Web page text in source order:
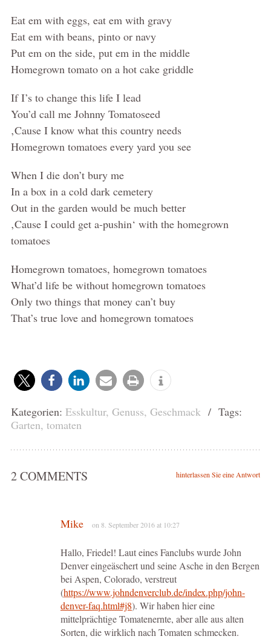
Eat em with eggs, eat em with gravy
Eat em with beans, pinto or navy
Put em on the side, put em in the middle
Homegrown tomato on a hot cake griddle
If I’s to change this life I lead
You’d call me Johnny Tomatoseed
‚Cause I know what this country needs
Homegrown tomatoes every yard you see
When I die don’t bury me
In a box in a cold dark cemetery
Out in the garden would be much better
‚Cause I could get a-pushin‘ with the homegrown
tomatoes
Homegrown tomatoes, homegrown tomatoes
What’d life be without homegrown tomatoes
Only two things that money can’t buy
That’s true love and homegrown tomatoes
Kategorien: Esskultur, Genuss, Geschmack/ Tags:
Garten, tomaten
hinterlassen Sie eine Antwort
2 COMMENTS
Mike on 8. September 2016 at 10:27
Hallo, Friedel! Laut eines Fanclubs wurde John
Denver eingeäschert und seine Asche in den Bergen
bei Aspen, Colorado, verstreut
(https://www.johndenverclub.de/index.php/john-
denver-faq.html#j8). Wir haben hier eine
mittelprächtige Tomatenernte, aber alle aus alten
Sorten, die wirklich nach Tomaten schmecken.